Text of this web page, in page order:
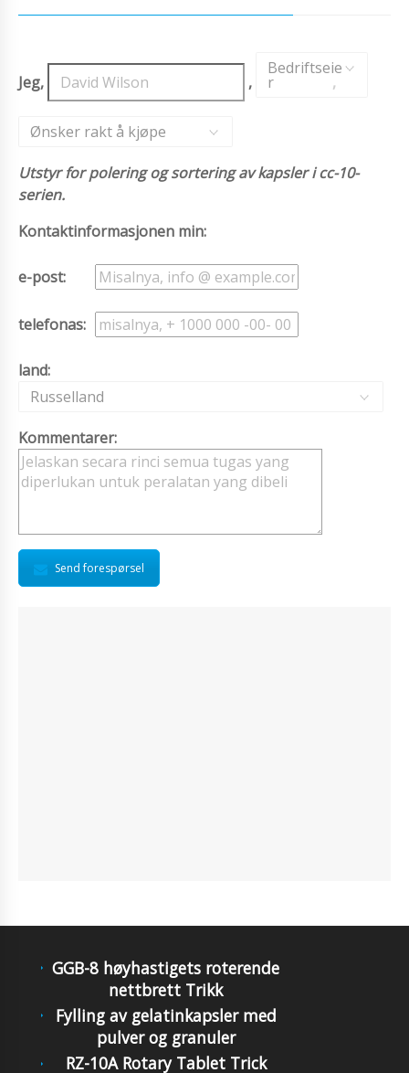
Jeg, ,
Bedriftseie
r ,
Ønsker rakt å kjøpe
Utstyr for polering og sortering av kapsler i cc-10-
serien.
Kontaktinformasjonen min:
e-post:
telefonas:
land:
Russelland
Kommentarer:
Send forespørsel
GGB-8 høyhastigets roterende
nettbrett Trikk
Fylling av gelatinkapsler med
pulver og granuler
RZ-10A Rotary Tablet Trick